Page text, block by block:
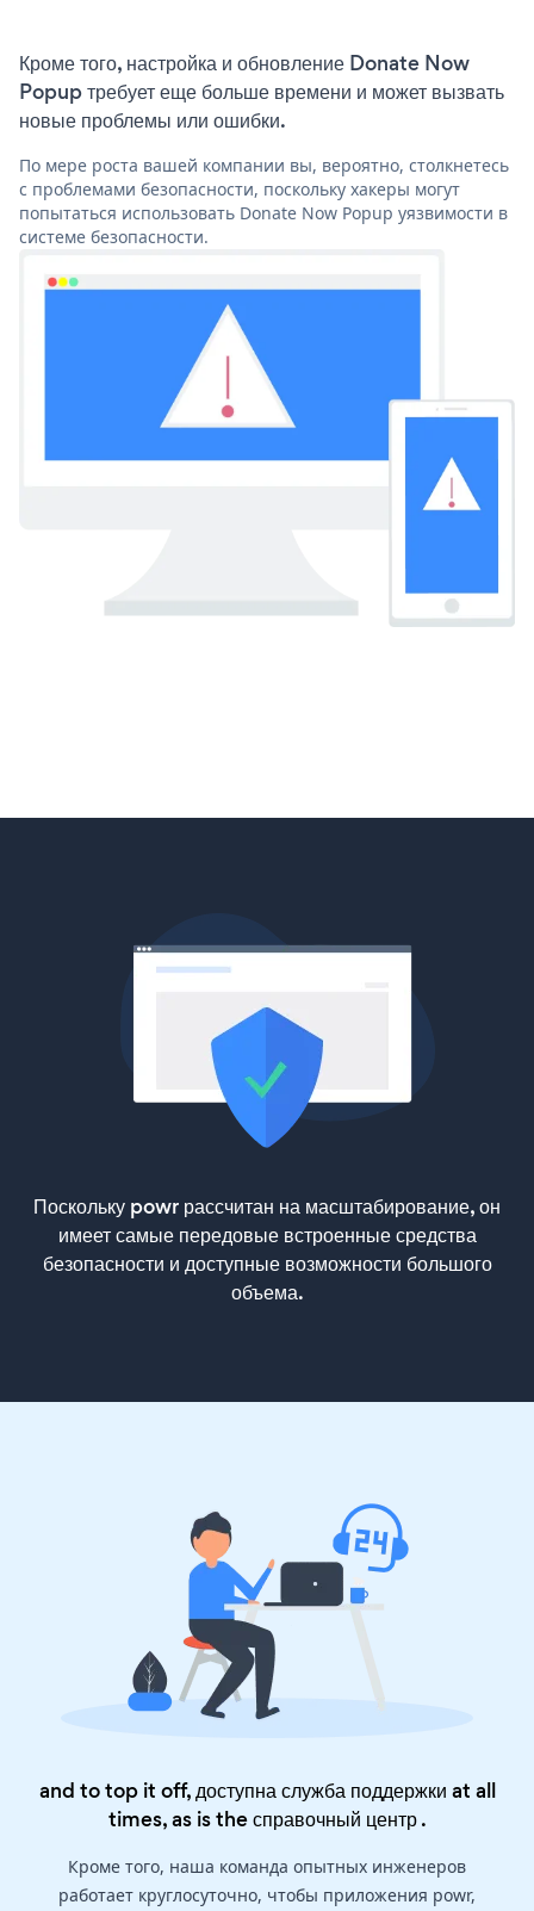
Кроме того, настройка и обновление Donate Now
Popup требует еще больше времени и может вызвать
новые проблемы или ошибки.
По мере роста вашей компании вы, вероятно, столкнетесь
с проблемами безопасности, поскольку хакеры могут
попытаться использовать Donate Now Popup уязвимости в
системе безопасности.
Поскольку powr рассчитан на масштабирование, он
имеет самые передовые встроенные средства
безопасности и доступные возможности большого
объема.
and to top it off, доступна служба поддержки at all
times, as is theсправочный центр.
Кроме того, наша команда опытных инженеров
работает круглосуточно, чтобы приложения powr,